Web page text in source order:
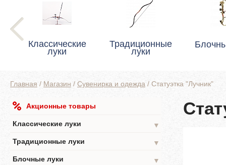
Классические
луки
Традиционные
луки
Главная / Магазин / Сувенирка и одежда / Статуэтка "Лучник"
Акционные товары
Классические луки
▼
Традиционные луки
▼
Блочные луки
▼